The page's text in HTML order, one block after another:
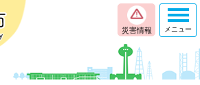
災害情報 メニュー